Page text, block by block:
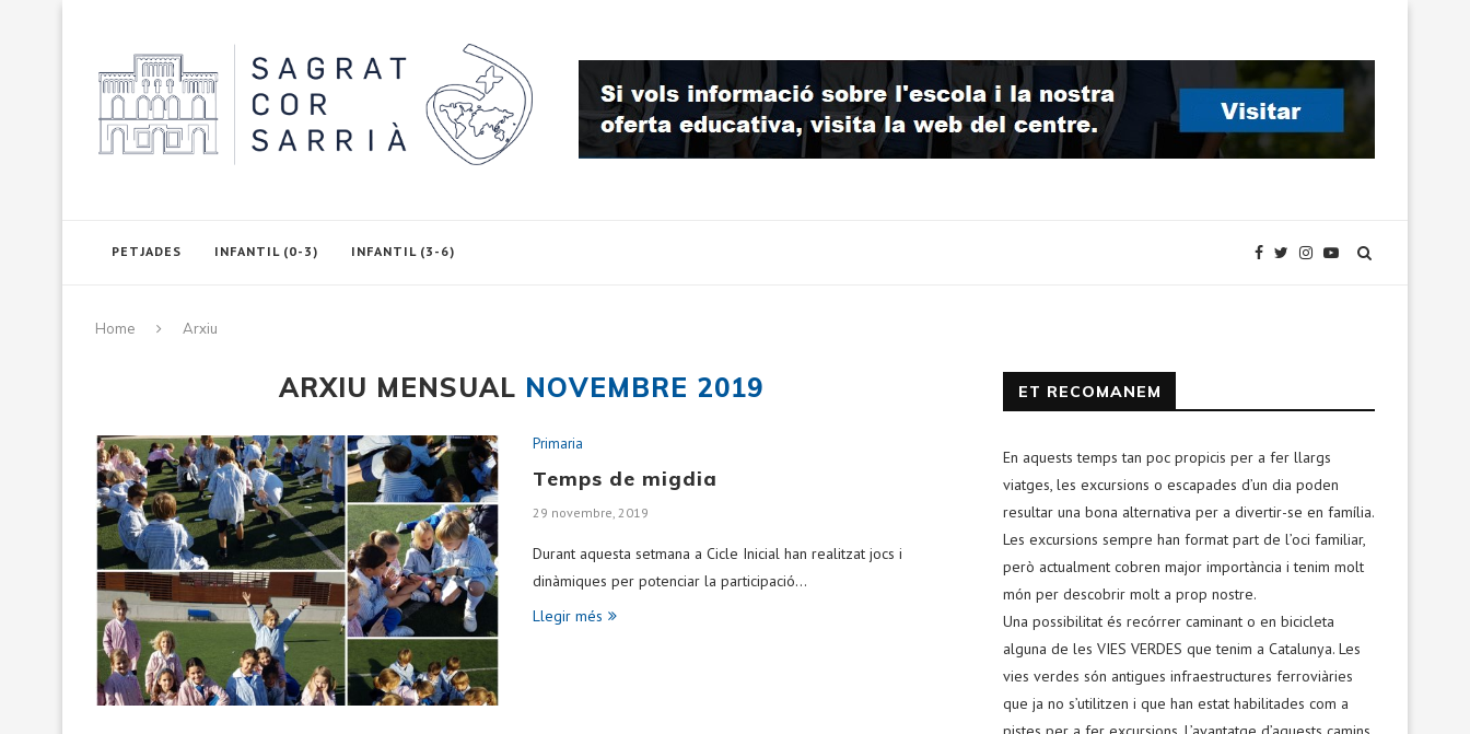
PETJADES INFANTIL (0-3) INFANTIL (3-6)
Home Arxiu
ARXIU MENSUAL NOVEMBRE 2019
Primaria
Temps de migdia
29 novembre, 2019
Durant aquesta setmana a Cicle Inicial han realitzat jocs i
dinàmiques per potenciar la participació…
Llegir més
ET RECOMANEM
En aquests temps tan poc propicis per a fer llargs
viatges, les excursions o escapades d’un dia poden
resultar una bona alternativa per a divertir-se en família.
Les excursions sempre han format part de l’oci familiar,
però actualment cobren major importància i tenim molt
món per descobrir molt a prop nostre.
Una possibilitat és recórrer caminant o en bicicleta
alguna de les VIES VERDES que tenim a Catalunya. Les
vies verdes són antigues infraestructures ferroviàries
que ja no s’utilitzen i que han estat habilitades com a